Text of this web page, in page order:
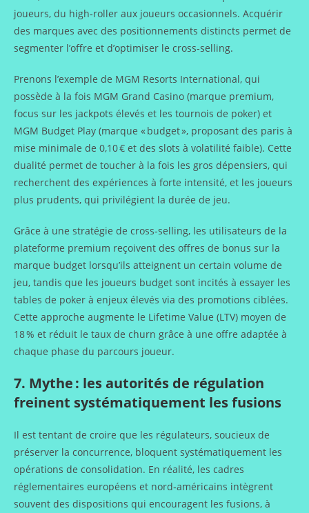
joueurs, du high‑roller aux joueurs occasionnels. Acquérir
des marques avec des positionnements distincts permet de
segmenter l’offre et d’optimiser le cross‑selling.
Prenons l’exemple de MGM Resorts International, qui
possède à la fois MGM Grand Casino (marque premium,
focus sur les jackpots élevés et les tournois de poker) et
MGM Budget Play (marque « budget », proposant des paris à
mise minimale de 0,10 € et des slots à volatilité faible). Cette
dualité permet de toucher à la fois les gros dépensiers, qui
recherchent des expériences à forte intensité, et les joueurs
plus prudents, qui privilégient la durée de jeu.
Grâce à une stratégie de cross‑selling, les utilisateurs de la
plateforme premium reçoivent des offres de bonus sur la
marque budget lorsqu’ils atteignent un certain volume de
jeu, tandis que les joueurs budget sont incités à essayer les
tables de poker à enjeux élevés via des promotions ciblées.
Cette approche augmente le Lifetime Value (LTV) moyen de
18 % et réduit le taux de churn grâce à une offre adaptée à
chaque phase du parcours joueur.
7. Mythe : les autorités de régulation
freinent systématiquement les fusions
Il est tentant de croire que les régulateurs, soucieux de
préserver la concurrence, bloquent systématiquement les
opérations de consolidation. En réalité, les cadres
réglementaires européens et nord‑américains intègrent
souvent des dispositions qui encouragent les fusions, à